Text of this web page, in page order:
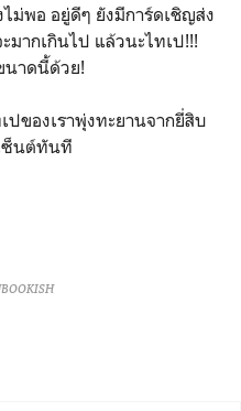
ม่พอ อยู่ดีๆ ยังมีการ์ดเชิญส่ง
มากเกินไป แล้วนะไทเป!!!
นาดนี้ด้วย!
ของเราพุ่งทะยานจากยี่สิบ
ซ็นต์ทันที